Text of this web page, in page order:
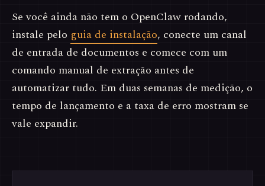
Se você ainda não tem o OpenClaw rodando,
instale pelo guia de instalação, conecte um canal
de entrada de documentos e comece com um
comando manual de extração antes de
automatizar tudo. Em duas semanas de medição, o
tempo de lançamento e a taxa de erro mostram se
vale expandir.